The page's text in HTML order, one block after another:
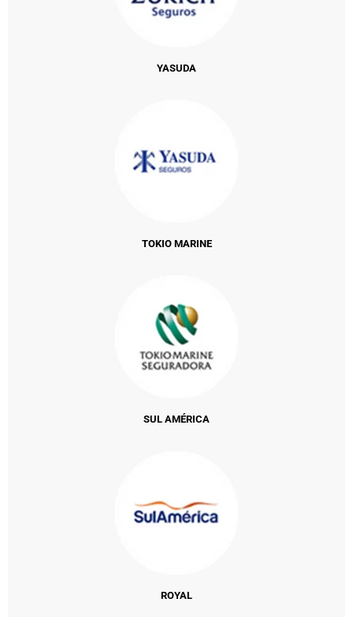
YASUDA
TOKIO MARINE
SUL AMÉRICA
ROYAL